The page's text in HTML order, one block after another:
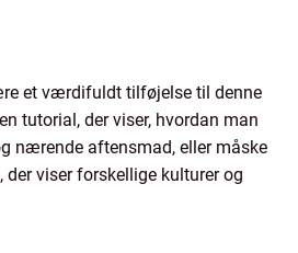
et værdifuldt tilføjelse til denne
tutorial, der viser, hvordan man
nærende aftensmad, eller måske
der viser forskellige kulturer og